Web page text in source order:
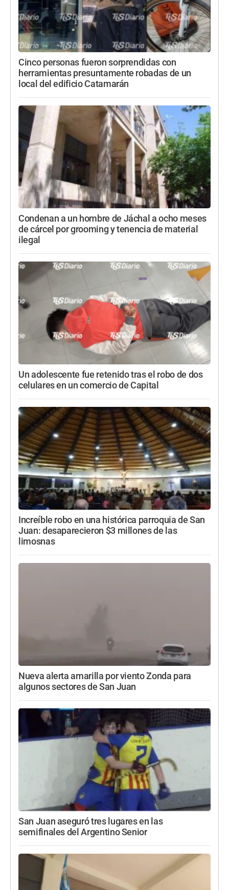
Cinco personas fueron sorprendidas con
herramientas presuntamente robadas de un
local del edificio Catamarán
Condenan a un hombre de Jáchal a ocho meses
de cárcel por grooming y tenencia de material
ilegal
Un adolescente fue retenido tras el robo de dos
celulares en un comercio de Capital
Increíble robo en una histórica parroquia de San
Juan: desaparecieron $3 millones de las
limosnas
Nueva alerta amarilla por viento Zonda para
algunos sectores de San Juan
San Juan aseguró tres lugares en las
semifinales del Argentino Senior